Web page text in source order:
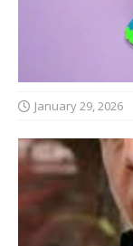
January 29, 2026